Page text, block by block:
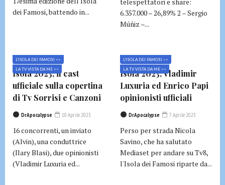
dei Famosi, battendo in...
6.357.000 – 26,89% 2 – Sergio
Múñiz –...
L'ISOLA DEI FAMOSI >>
LA TV VISTA DA ME >>
Isola 2023, il cast
ufficiale sulla copertina
di Tv Sorrisi e Canzoni
DrApocalypse 10 Aprile 2023
16 concorrenti, un inviato
(Alvin), una conduttrice
(Ilary Blasi), due opinionisti
(Vladimir Luxuria ed...
L'ISOLA DEI FAMOSI >>
LA TV VISTA DA ME >>
Isola 2023, Vladimir
Luxuria ed Enrico Papi
opinionisti ufficiali
DrApocalypse 7 Aprile 2023
Perso per strada Nicola
Savino, che ha salutato
Mediaset per andare su Tv8,
l'Isola dei Famosi riparte da...